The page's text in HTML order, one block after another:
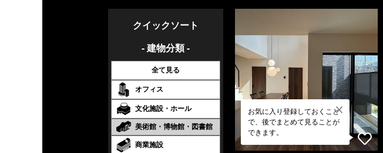
クイックソート
- 建物分類 -
全て見る
オフィス
文化施設・ホール
美術館・博物館・図書館
商業施設
お気に入り登録しておくこと
で、後でまとめて見ることが
できます。